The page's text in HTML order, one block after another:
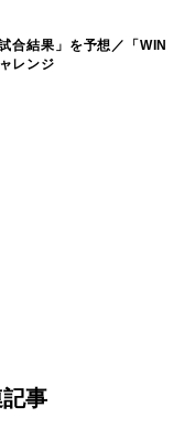
合結果」を予想／「WIN
レンジ
事